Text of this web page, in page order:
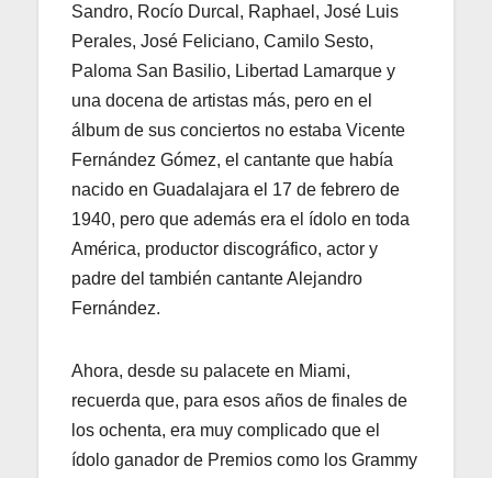
Sandro, Rocío Durcal, Raphael, José Luis
Perales, José Feliciano, Camilo Sesto,
Paloma San Basilio, Libertad Lamarque y
una docena de artistas más, pero en el
álbum de sus conciertos no estaba Vicente
Fernández Gómez, el cantante que había
nacido en Guadalajara el 17 de febrero de
1940, pero que además era el ídolo en toda
América, productor discográfico, actor y
padre del también cantante Alejandro
Fernández.
Ahora, desde su palacete en Miami,
recuerda que, para esos años de finales de
los ochenta, era muy complicado que el
ídolo ganador de Premios como los Grammy